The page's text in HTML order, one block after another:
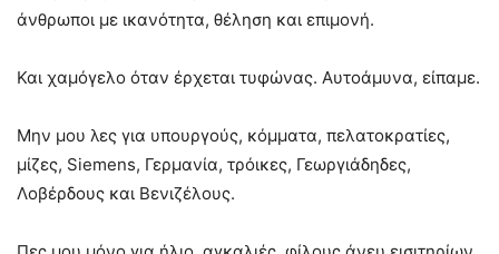
άνθρωποι με ικανότητα, θέληση και επιμονή.
Και χαμόγελο όταν έρχεται τυφώνας. Αυτοάμυνα, είπαμε.
Μην μου λες για υπουργούς, κόμματα, πελατοκρατίες,
μίζες, Siemens, Γερμανία, τρόικες, Γεωργιάδηδες,
Λοβέρδους και Βενιζέλους.